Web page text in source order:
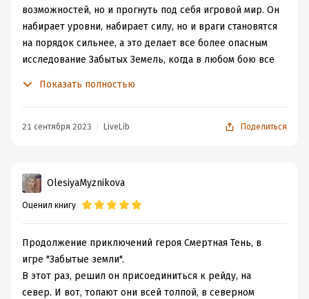
возможностей, но и прогнуть под себя игровой мир. Он
набирает уровни, набирает силу, но и враги становятся
на порядок сильнее, а это делает все более опасным
исследование Забытых Земель, когда в любом бою все
один против всех, но самого героя, это нисколько не
коммуникации героя с другими игроками. Нет, он
общается, но только по принципу купи-продай и не
более. Для него игра соло - это лучшее время
Это, пожалуй, единственный минус книги, но читается с
интересом.
Пошла бродить по Забытым Землям дальше :-)
Показать полностью
21 сентября 2023 LiveLib Поделиться
OlesiyaMyznikova
Оценил книгу
Продолжение приключений героя Смертная Тень, в
игре "Забытые земли".
В этот раз, решил он присоединиться к рейду, на
север. И вот, топают они всей толпой, в северном